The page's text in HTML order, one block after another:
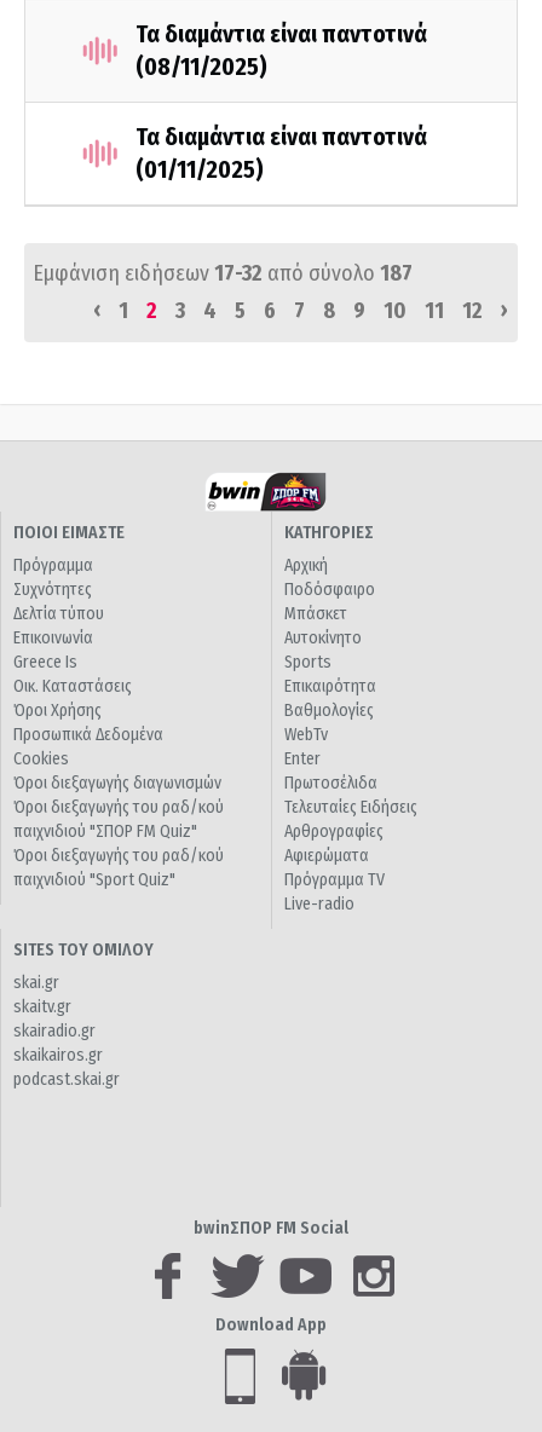
Τα διαμάντια είναι παντοτινά
(08/11/2025)
Τα διαμάντια είναι παντοτινά
(01/11/2025)
Εμφάνιση ειδήσεων17-32 από σύνολο 187
‹
1 2 3 4 5 6 7 8 9 10 11 12 ›
ΠΟΙΟΙ ΕΙΜΑΣΤΕ
Πρόγραμμα
Συχνότητες
Δελτία τύπου
Επικοινωνία
Greece Is
Οικ. Καταστάσεις
Όροι Χρήσης
Προσωπικά Δεδομένα
Cookies
Όροι διεξαγωγής διαγωνισμών
Όροι διεξαγωγής του ραδ/κού
παιχνιδιού "ΣΠΟΡ FM Quiz"
Όροι διεξαγωγής του ραδ/κού
παιχνιδιού "Sport Quiz"
ΚΑΤΗΓΟΡΙΕΣ
Αρχική
Ποδόσφαιρο
Μπάσκετ
Αυτοκίνητο
Sports
Επικαιρότητα
Βαθμολογίες
WebTv
Enter
Πρωτοσέλιδα
Τελευταίες Ειδήσεις
Αρθρογραφίες
Αφιερώματα
Πρόγραμμα TV
Live-radio
SITES ΤΟΥ ΟΜΙΛΟΥ
skai.gr
skaitv.gr
skairadio.gr
skaikairos.gr
podcast.skai.gr
bwinΣΠΟΡ FM Social
Download App